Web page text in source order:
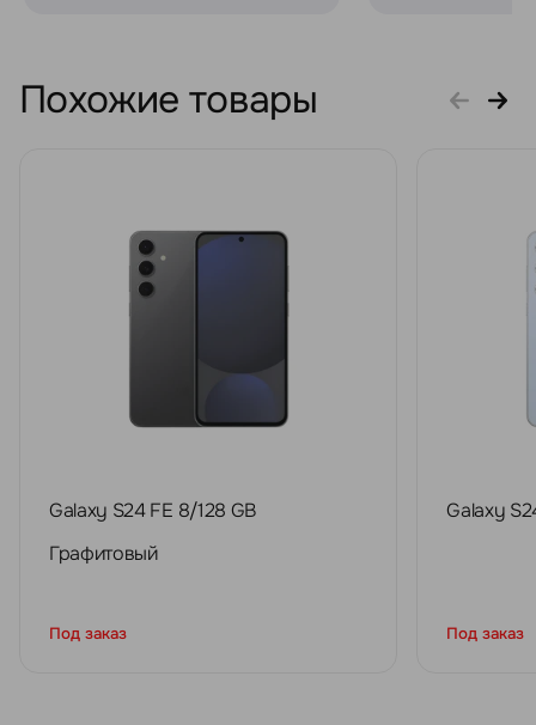
Похожие товары
Galaxy S24 FE 8/128 GB
Графитовый
Под заказ
Galaxy
Под заказ